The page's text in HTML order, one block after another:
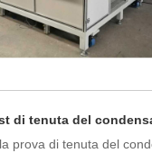
di tenuta del
prova di tenuta del